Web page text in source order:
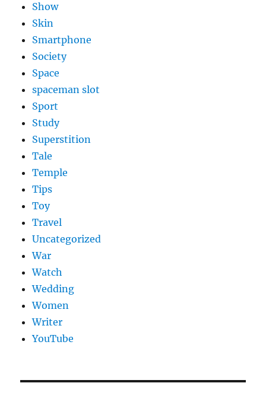
Show
Skin
Smartphone
Society
Space
spaceman slot
Sport
Study
Superstition
Tale
Temple
Tips
Toy
Travel
Uncategorized
War
Watch
Wedding
Women
Writer
YouTube